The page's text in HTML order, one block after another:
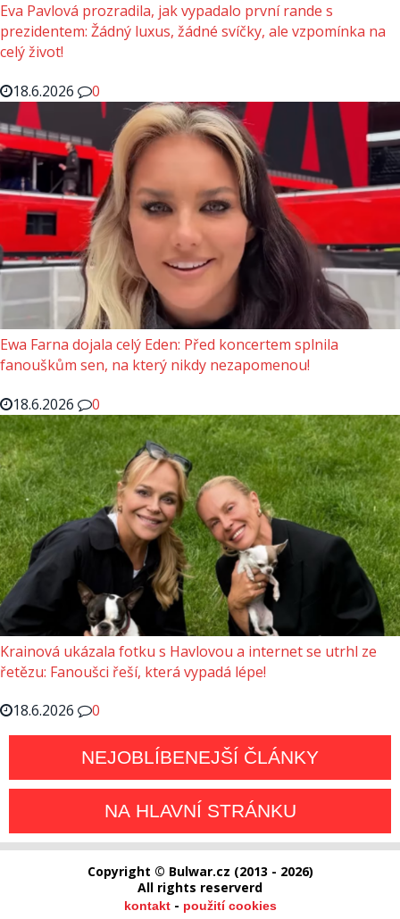
Eva Pavlová prozradila, jak vypadalo první rande s
prezidentem: Žádný luxus, žádné svíčky, ale vzpomínka na
celý život!
18.6.2026
0
Ewa Farna dojala celý Eden: Před koncertem splnila
fanouškům sen, na který nikdy nezapomenou!
18.6.2026
0
Krainová ukázala fotku s Havlovou a internet se utrhl ze
řetězu: Fanoušci řeší, která vypadá lépe!
18.6.2026
0
NEJOBLÍBENEJŠÍ ČLÁNKY
NA HLAVNÍ STRÁNKU
Copyright © Bulwar.cz (2013 - 2026)
All rights reserverd
kontakt- použití cookies